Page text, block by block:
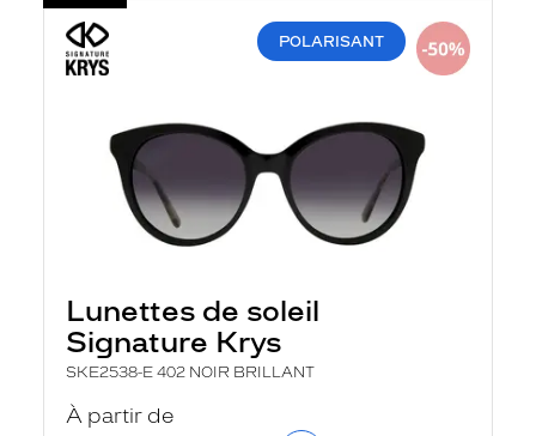
POLARISANT
Lunettes de soleil
Signature Krys
SKE2538-E 402 NOIR BRILLANT
À partir de